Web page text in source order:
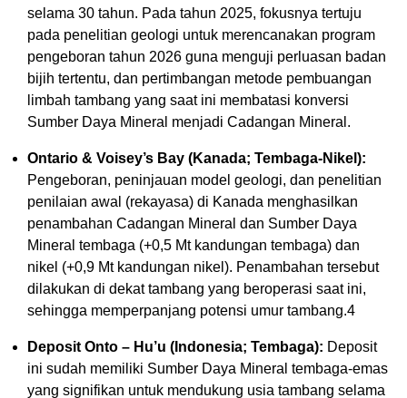
selama 30 tahun. Pada tahun 2025, fokusnya tertuju
pada penelitian geologi untuk merencanakan program
pengeboran tahun 2026 guna menguji perluasan badan
bijih tertentu, dan pertimbangan metode pembuangan
limbah tambang yang saat ini membatasi konversi
Sumber Daya Mineral menjadi Cadangan Mineral.
Ontario & Voisey’s Bay (Kanada; Tembaga-Nikel):
Pengeboran, peninjauan model geologi, dan penelitian
penilaian awal (rekayasa) di Kanada menghasilkan
penambahan Cadangan Mineral dan Sumber Daya
Mineral tembaga (+0,5 Mt kandungan tembaga) dan
nikel (+0,9 Mt kandungan nikel). Penambahan tersebut
dilakukan di dekat tambang yang beroperasi saat ini,
sehingga memperpanjang potensi umur tambang.4
Deposit Onto – Hu’u (Indonesia; Tembaga): Deposit
ini sudah memiliki Sumber Daya Mineral tembaga-emas
yang signifikan untuk mendukung usia tambang selama